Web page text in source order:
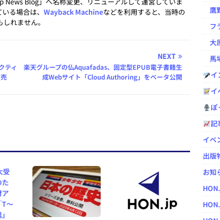
る場合は、 Wayback Machineなどを利用すると、当時の
れません。
ティ
NEXT
楽天グループの仏Aquafadas、固定型EPUB電子書籍生
成Webサイト「Cloud Authoring」をベータ公開
鷹
フ
大
馬
イ
イ
記
イベ
出版
お知